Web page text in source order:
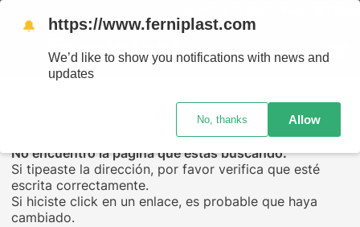
UPS...
No encuentro la página que estás buscando.
Si tipeaste la dirección, por favor verifica que esté
escrita correctamente.
Si hiciste click en un enlace, es probable que haya
cambiado.
🔔 https://www.ferniplast.com
We’d like to show you notifications with news and
updates
No, thanks Allow